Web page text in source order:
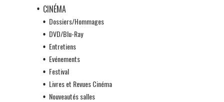
CINÉMA
Dossiers/Hommages
DVD/Blu-Ray
Entretiens
Evénements
Festival
Livres et Revues Cinéma
Nouveautés salles